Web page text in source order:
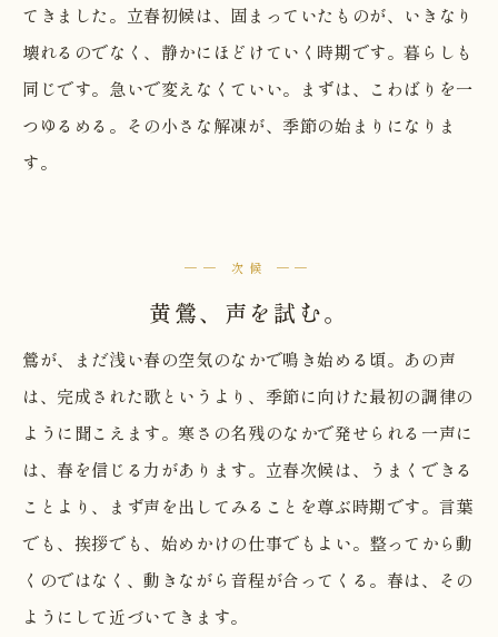
てきました。立春初候は、固まっていたものが、いきなり
壊れるのでなく、静かにほどけていく時期です。暮らしも
同じです。急いで変えなくていい。まずは、こわばりを一
つゆるめる。その小さな解凍が、季節の始まりになりま
す。
── 次候 ──
黄鶯、声を試む。
鶯が、まだ浅い春の空気のなかで鳴き始める頃。あの声
は、完成された歌というより、季節に向けた最初の調律の
ように聞こえます。寒さの名残のなかで発せられる一声に
は、春を信じる力があります。立春次候は、うまくできる
ことより、まず声を出してみることを尊ぶ時期です。言葉
でも、挨拶でも、始めかけの仕事でもよい。整ってから動
くのではなく、動きながら音程が合ってくる。春は、その
ようにして近づいてきます。